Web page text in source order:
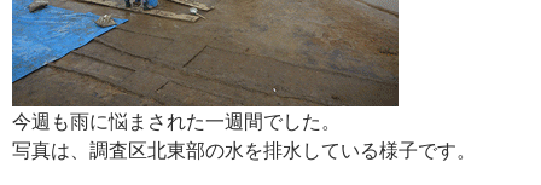
今週も雨に悩まされた一週間でした。
写真は、調査区北東部の水を排水している様子です。